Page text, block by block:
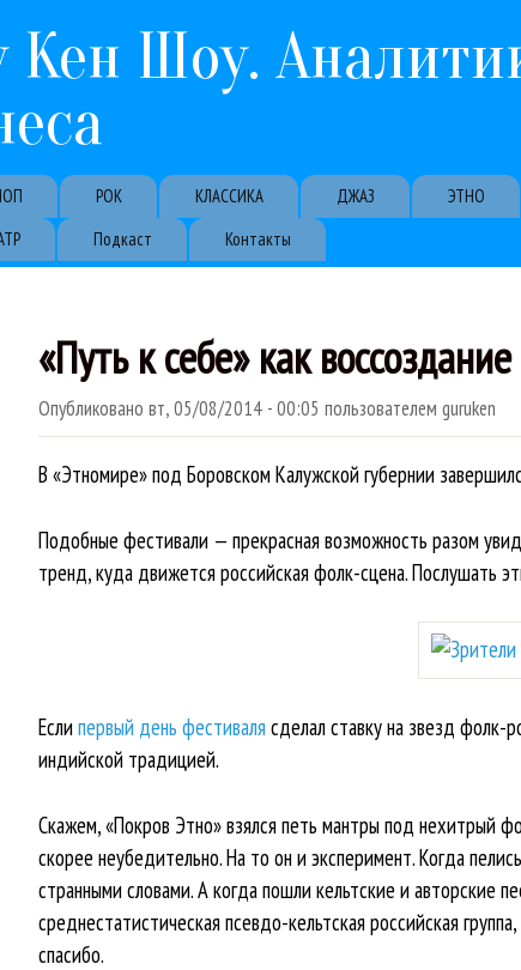
Кен Шоу.
РОК КЛАССИКА ДЖАЗ ЭТНО
Подкаст Контакты
«Путь к себе» как
Опубликовано вт, 05/08/2014 - 00:05 пользователем guruken
В «Этномире» под Боровском Калужской губернии
Подобные фестивали — прекрасная возможность разом
тренд, куда движется российская фолк-сцена. Послушать
Еслипервый день фестиваля сделал ставку на звезд фолк-
индийской традицией.
Скажем, «Покров Этно» взялся петь мантры под нехитрый
скорее неубедительно. На то он и эксперимент. Когда
странными словами. А когда пошли кельтские и авторские
среднестатистическая псевдо-кельтская российская
спасибо.